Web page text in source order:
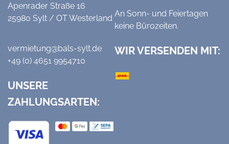
Apenrader Straße 16
25980 Sylt / OT Westerland
vermietung@bals-sylt.de
+49 (0) 4651 9954710
UNSERE
ZAHLUNGSARTEN:
An Sonn- und Feiertagen
keine Bürozeiten.
WIR VERSENDEN MIT: